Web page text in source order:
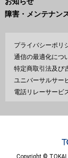
障害・メンテナン
プライバシーポリ
通信の最適化につ
特定商取引法及び
ユニバーサルサー
電話リレーサービ
Copyright © TOKAI